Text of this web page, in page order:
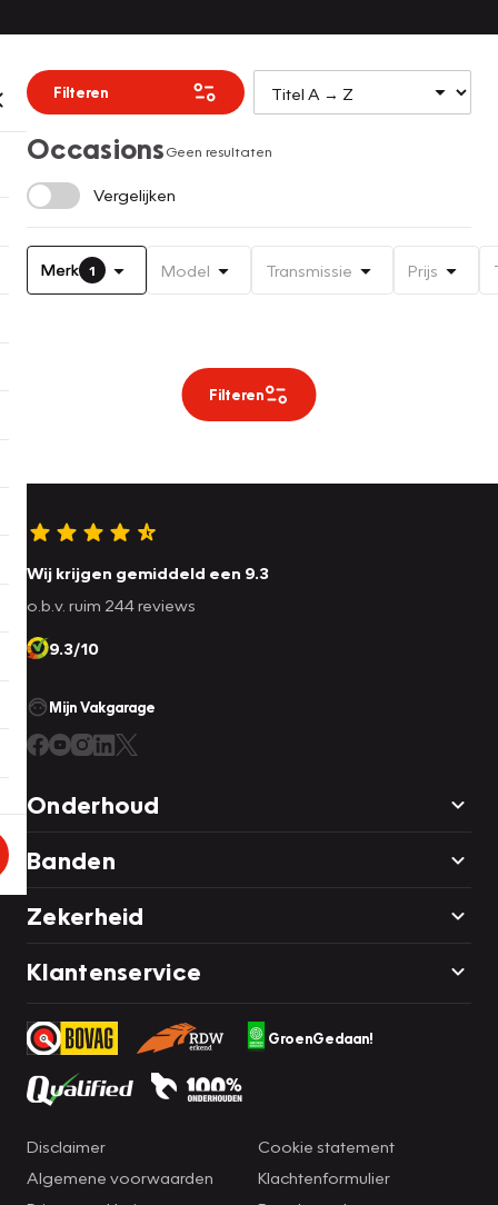
Filteren
OccasionsGeen resultaten
Vergelijken
Merk 1 Model Transmissie Prijs
Filteren
Wij krijgen gemiddeld een 9.3
o.b.v. ruim 244 reviews
9.3/10
Mijn Vakgarage
Onderhoud
Banden
Zekerheid
Klantenservice
GroenGedaan!
Disclaimer
Algemene voorwaarden
Cookie statement
Klachtenformulier